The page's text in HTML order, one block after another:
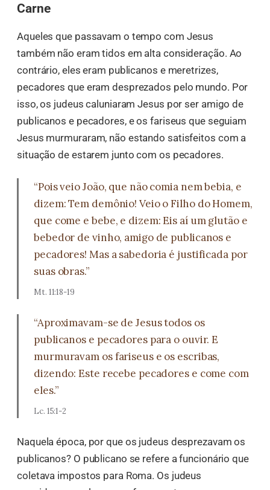
Carne
Aqueles que passavam o tempo com Jesus
também não eram tidos em alta consideração. Ao
contrário, eles eram publicanos e meretrizes,
pecadores que eram desprezados pelo mundo. Por
isso, os judeus caluniaram Jesus por ser amigo de
publicanos e pecadores, e os fariseus que seguiam
Jesus murmuraram, não estando satisfeitos com a
situação de estarem junto com os pecadores.
“Pois veio João, que não comia nem bebia, e
dizem: Tem demônio! Veio o Filho do Homem,
que come e bebe, e dizem: Eis aí um glutão e
bebedor de vinho, amigo de publicanos e
pecadores! Mas a sabedoria é justificada por
suas obras.”
Mt. 11:18-19
“Aproximavam-se de Jesus todos os
publicanos e pecadores para o ouvir. E
murmuravam os fariseus e os escribas,
dizendo: Este recebe pecadores e come com
eles.”
Lc. 15:1-2
Naquela época, por que os judeus desprezavam os
publicanos? O publicano se refere a funcionário que
coletava impostos para Roma. Os judeus